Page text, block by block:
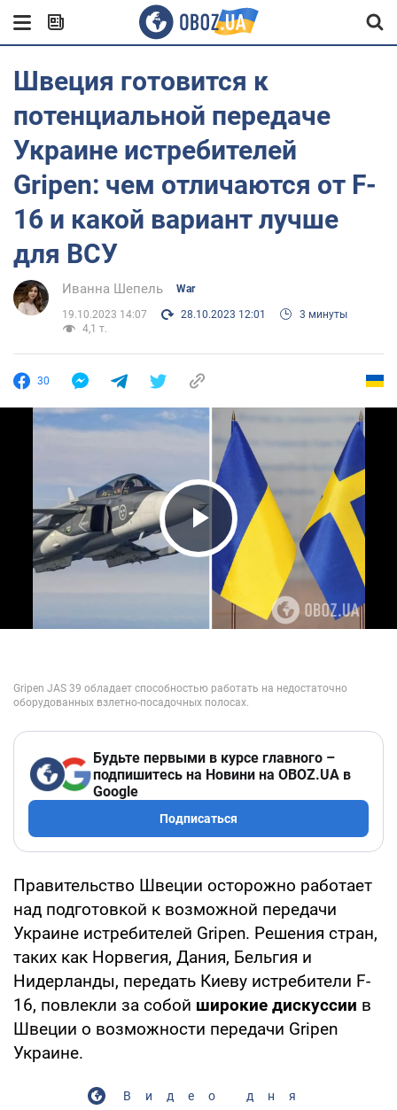
Швеция готовится к
потенциальной передаче
Украине истребителей
Gripen: чем отличаются от F-
16 и какой вариант лучше
для ВСУ
Иванна Шепель War
19.10.2023 14:07 28.10.2023 12:01
3 минуты
4,1 т.
30
Play Video
Будьте первыми в курсе главного –
подпишитесь на Новини на OBOZ.UA в
Google
Подписаться
Правительство Швеции осторожно работает
над подготовкой к возможной передачи
Украине истребителей Gripen. Решения стран,
таких как Норвегия, Дания, Бельгия и
Нидерланды, передать Киеву истребители F-
16, повлекли за собой широкие дискуссии в
Швеции о возможности передачи Gripen
Украине.
Видео дня